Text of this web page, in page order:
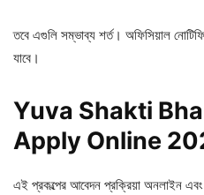
তবে এগুলি সম্ভাব্য শর্ত। অফিসিয়াল
যাবে।
Yuva Shakti
Apply Online
এই প্রকল্পের আবেদন প্রক্রিয়া অনলাইন